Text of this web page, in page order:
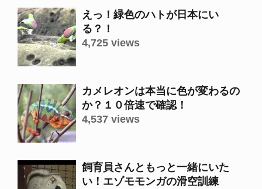
えっ！緑色のハトが日本にい
る？！
4,725 views
カメレオンは本当に色が変わるの
か？１０倍速で確認！
4,537 views
飼育員さんともっと一緒にいた
い！エゾモモンガの滑空訓練